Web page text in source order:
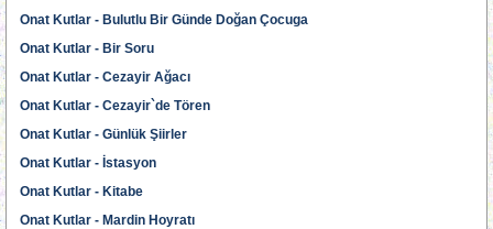
Onat Kutlar - Bulutlu Bir Günde Doğan Çocuga
Onat Kutlar - Bir Soru
Onat Kutlar - Cezayir Ağacı
Onat Kutlar - Cezayir`de Tören
Onat Kutlar - Günlük Şiirler
Onat Kutlar - İstasyon
Onat Kutlar - Kitabe
Onat Kutlar - Mardin Hoyratı